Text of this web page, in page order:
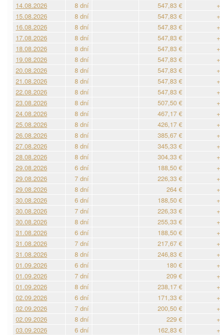
14.08.2026
8 dní 547,83 €
15.08.2026
8 dní 547,83 €
16.08.2026
8 dní 547,83 €
17.08.2026
8 dní 547,83 €
18.08.2026
8 dní 547,83 €
19.08.2026
8 dní 547,83 €
20.08.2026
8 dní 547,83 €
21.08.2026
8 dní 547,83 €
22.08.2026
8 dní 547,83 €
23.08.2026
8 dní 507,50 €
24.08.2026
8 dní 467,17 €
25.08.2026
8 dní 426,17 €
26.08.2026
8 dní 385,67 €
27.08.2026
8 dní 345,33 €
28.08.2026
8 dní 304,33 €
29.08.2026
6 dní 188,50 €
29.08.2026
7 dní 226,33 €
29.08.2026
8 dní 264 €
30.08.2026
6 dní 188,50 €
30.08.2026
7 dní 226,33 €
30.08.2026
8 dní 255,33 €
31.08.2026
6 dní 188,50 €
31.08.2026
7 dní 217,67 €
31.08.2026
8 dní 246,83 €
01.09.2026
6 dní 180 €
01.09.2026
7 dní 209 €
01.09.2026
8 dní 238,17 €
02.09.2026
6 dní 171,33 €
02.09.2026
7 dní 200,50 €
02.09.2026
8 dní 229 €
03.09.2026
6 dní 162,83 €